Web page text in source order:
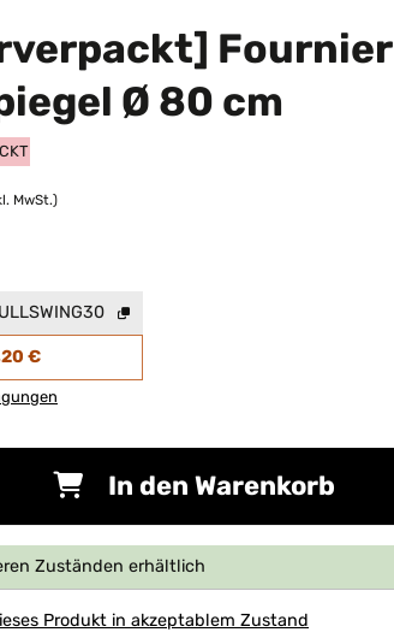
Fournier
Ø 80 cm
MwSt.)
€
In den Warenkorb
Zuständen erhältlich
Produkt in akzeptablem Zustand